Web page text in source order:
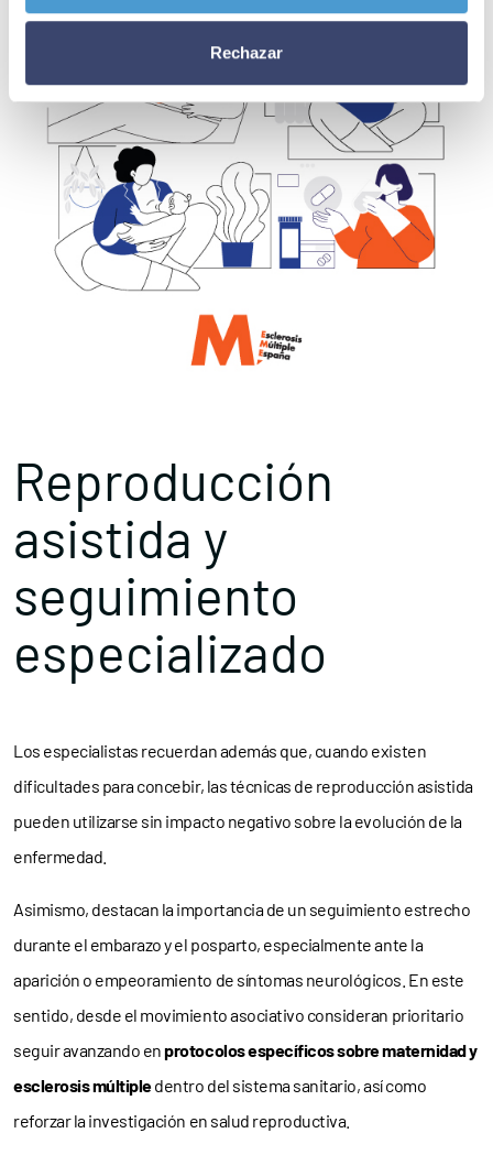
Rechazar
Reproducción
asistida y
seguimiento
especializado
Los especialistas recuerdan además que, cuando existen
dificultades para concebir, las técnicas de reproducción asistida
pueden utilizarse sin impacto negativo sobre la evolución de la
enfermedad.
Asimismo, destacan la importancia de un seguimiento estrecho
durante el embarazo y el posparto, especialmente ante la
aparición o empeoramiento de síntomas neurológicos. En este
sentido, desde el movimiento asociativo consideran prioritario
seguir avanzando enprotocolos específicos sobre maternidad y
esclerosis múltipledentro del sistema sanitario, así como
reforzar la investigación en salud reproductiva.